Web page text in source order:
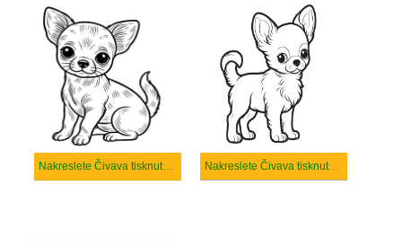
Nakreslete Čivava tisknutelné pro děti Nakreslete Čivava tisknutelné